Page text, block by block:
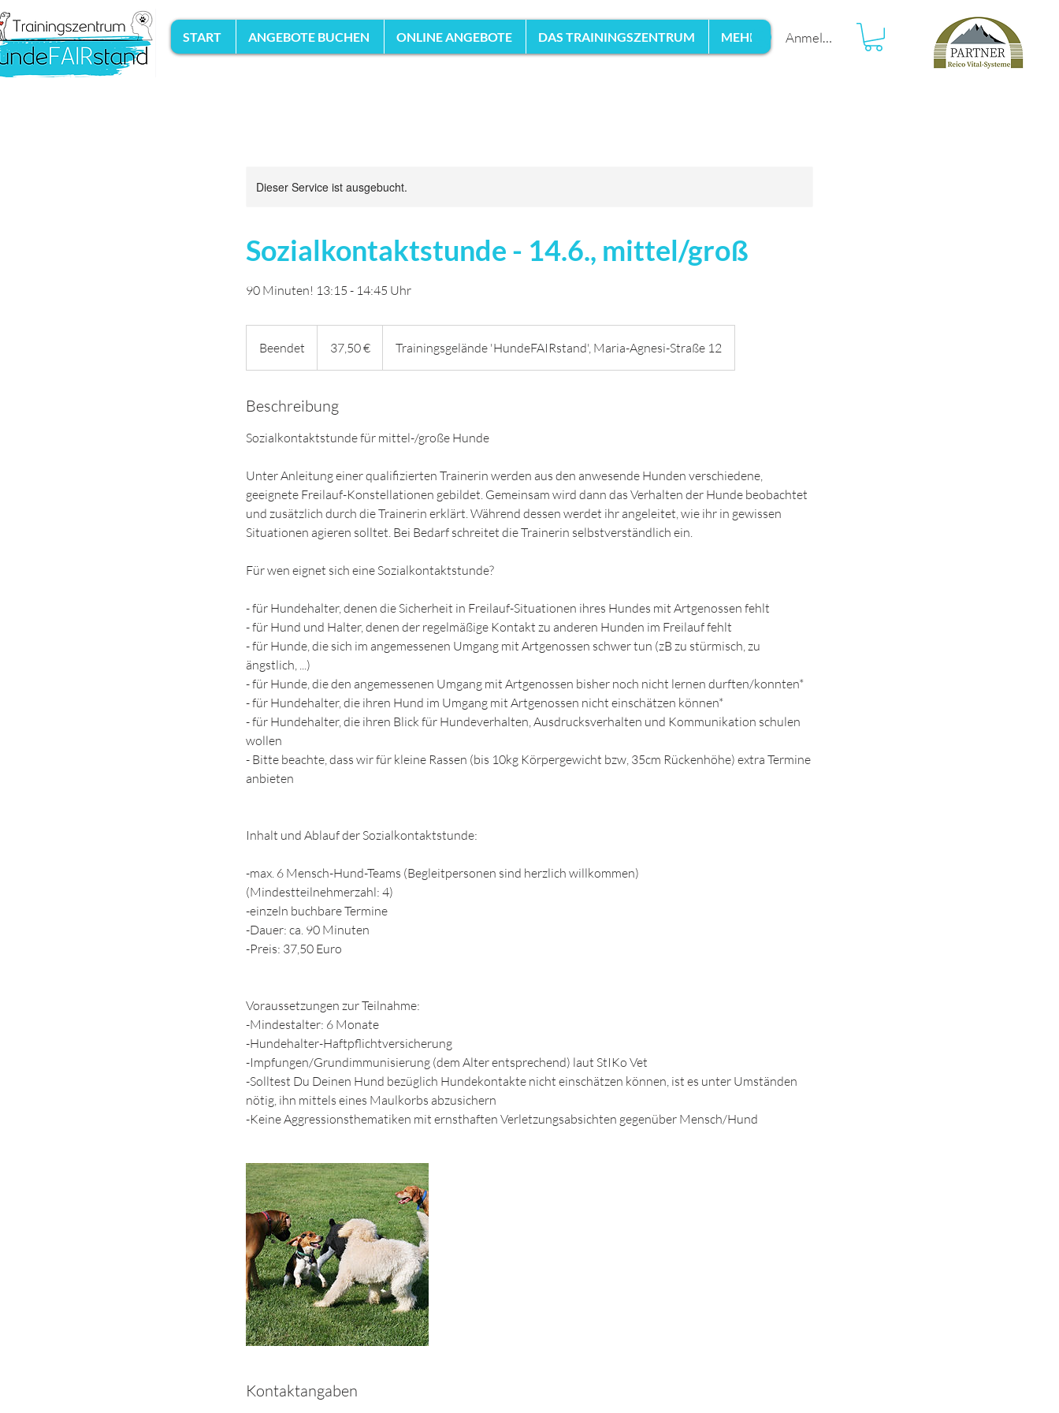
START ANGEBOTE BUCHEN ONLINE ANGEBOTE DAS TRAININGSZENTRUM MEHR Anmelden
Dieser Service ist ausgebucht.
Sozialkontaktstunde - 14.6., mittel/groß
90 Minuten! 13:15 - 14:45 Uhr
Beendet
e
n
e
37,50 € Trainingsgelände 'HundeFAIRstand', Maria-Agnesi-Straße 12
Beschreibung
Sozialkontaktstunde für mittel-/große Hunde
Unter Anleitung einer qualifizierten Trainerin werden aus den anwesende Hunden verschiedene,
geeignete Freilauf-Konstellationen gebildet. Gemeinsam wird dann das Verhalten der Hunde beobachtet
und zusätzlich durch die Trainerin erklärt. Während dessen werdet ihr angeleitet, wie ihr in gewissen
Situationen agieren solltet. Bei Bedarf schreitet die Trainerin selbstverständlich ein.
Für wen eignet sich eine Sozialkontaktstunde?
- für Hundehalter, denen die Sicherheit in Freilauf-Situationen ihres Hundes mit Artgenossen fehlt
- für Hund und Halter, denen der regelmäßige Kontakt zu anderen Hunden im Freilauf fehlt
- für Hunde, die sich im angemessenen Umgang mit Artgenossen schwer tun (zB zu stürmisch, zu
ängstlich, ...)
- für Hunde, die den angemessenen Umgang mit Artgenossen bisher noch nicht lernen durften/konnten*
- für Hundehalter, die ihren Hund im Umgang mit Artgenossen nicht einschätzen können*
- für Hundehalter, die ihren Blick für Hundeverhalten, Ausdrucksverhalten und Kommunikation schulen
wollen
- Bitte beachte, dass wir für kleine Rassen (bis 10kg Körpergewicht bzw, 35cm Rückenhöhe) extra Termine
anbieten
Inhalt und Ablauf der Sozialkontaktstunde:
-max. 6 Mensch-Hund-Teams (Begleitpersonen sind herzlich willkommen)
(Mindestteilnehmerzahl: 4)
-einzeln buchbare Termine
-Dauer: ca. 90 Minuten
-Preis: 37,50 Euro
Voraussetzungen zur Teilnahme:
-Mindestalter: 6 Monate
-Hundehalter-Haftpflichtversicherung
-Impfungen/Grundimmunisierung (dem Alter entsprechend) laut StIKo Vet​​
-Solltest Du Deinen Hund bezüglich Hundekontakte nicht einschätzen können, ist es unter Umständen
nötig, ihn mittels eines Maulkorbs abzusichern
-Keine Aggressionsthematiken mit ernsthaften Verletzungsabsichten gegenüber Mensch/Hund
Kontaktangaben